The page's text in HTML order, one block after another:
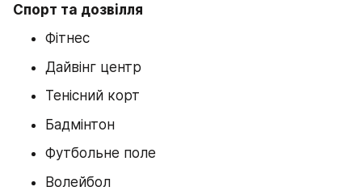
Спорт та дозвілля
Фітнес
Дайвінг центр
Тенісний корт
Бадмінтон
Футбольне поле
Волейбол